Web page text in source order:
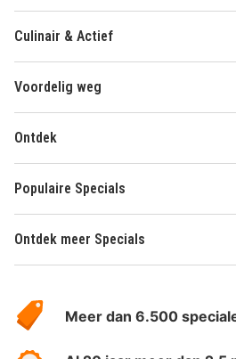
Culinair & Actief
Voordelig weg
Ontdek
Populaire Specials
Ontdek meer Specials
HotelSpecials
Meer dan 6.500